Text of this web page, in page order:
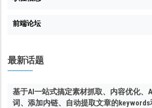
前端论坛
最新话题
基于AI一站式搞定素材抓取、内容优化、
词、添加内链、自动提取文章的